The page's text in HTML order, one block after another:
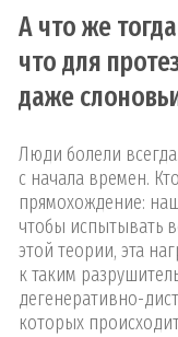
А что же
что для
даже
Люди болели
с начала времен.
прямохождение:
чтобы испытывать
этой теории, эта
к таким
дегенеративно-
которых